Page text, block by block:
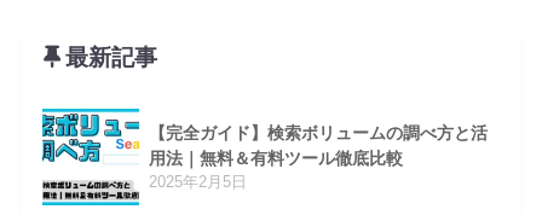
最新記事
【完全ガイド】検索ボリュームの調べ方と活
用法｜無料＆有料ツール徹底比較
2025年2月5日